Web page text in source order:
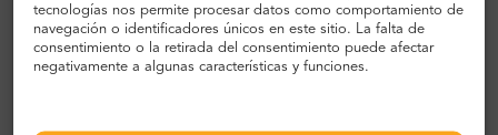
tecnologías nos permite procesar datos como comportamiento de
navegación o identificadores únicos en este sitio. La falta de
consentimiento o la retirada del consentimiento puede afectar
negativamente a algunas características y funciones.
Frecuencia
Abril 2023 – Octubre 2023: lunes y jueves
Noviembre 2023 – Diciembre 2023: Jueves